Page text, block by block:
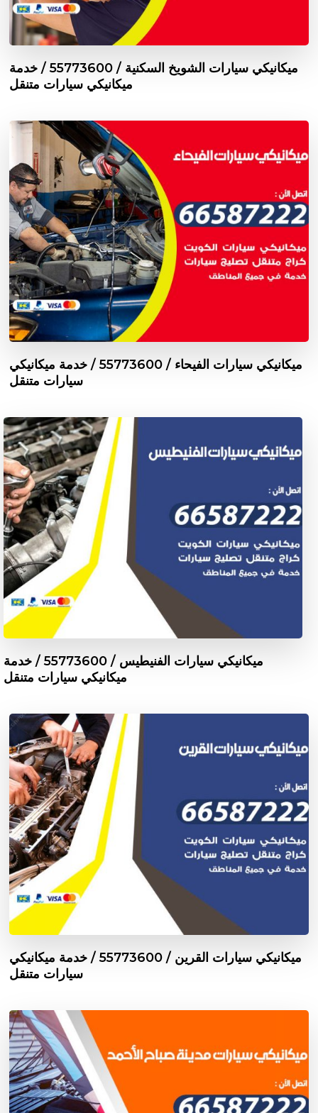
ميكانيكي سيارات الشويخ السكنية / 55773600‬ / خدمة
ميكانيكي سيارات متنقل
ميكانيكي سيارات الفيحاء / 55773600‬ / خدمة ميكانيكي
سيارات متنقل
ميكانيكي سيارات الفنيطيس / 55773600‬ / خدمة
ميكانيكي سيارات متنقل
ميكانيكي سيارات القرين / 55773600‬ / خدمة ميكانيكي
سيارات متنقل